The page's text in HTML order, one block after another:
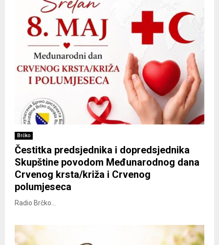
Brčko
Čestitka predsjednika i dopredsjednika
Skupštine povodom Međunarodnog dana
Crvenog krsta/križa i Crvenog
polumjeseca
Radio Brčko...